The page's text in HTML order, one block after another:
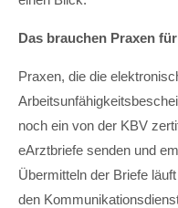
Das brauchen Praxen
Praxen, die die
noch ein von der KBV
eArztbriefe senden und
Übermitteln der Briefe
den